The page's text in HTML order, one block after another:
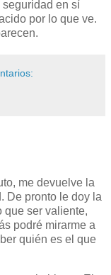
seguridad en sí
por lo que ve.
me devuelve la
De pronto le doy la
que ser valiente,
podré mirarme a
quién es el que